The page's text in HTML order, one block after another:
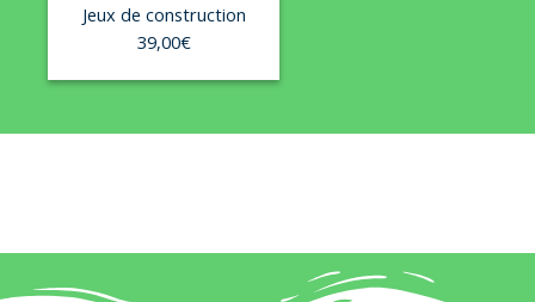
Jeux de construction
39,00€